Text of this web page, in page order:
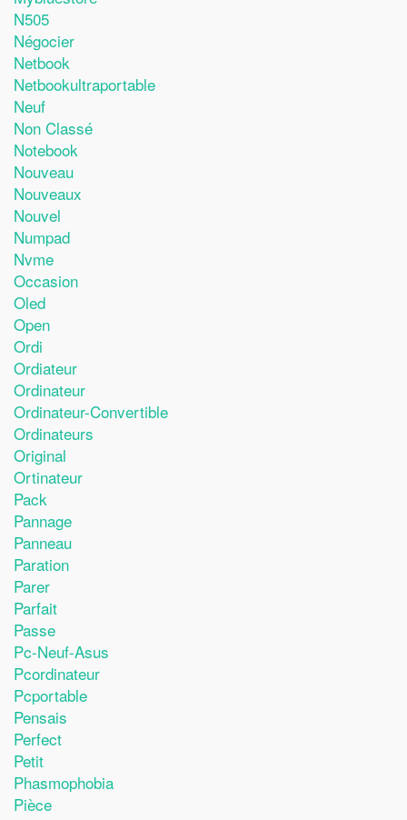
N505
Négocier
Netbook
Netbookultraportable
Neuf
Non Classé
Notebook
Nouveau
Nouveaux
Nouvel
Numpad
Nvme
Occasion
Oled
Open
Ordi
Ordiateur
Ordinateur
Ordinateur-Convertible
Ordinateurs
Original
Ortinateur
Pack
Pannage
Panneau
Paration
Parer
Parfait
Passe
Pc-Neuf-Asus
Pcordinateur
Pcportable
Pensais
Perfect
Petit
Phasmophobia
Pièce